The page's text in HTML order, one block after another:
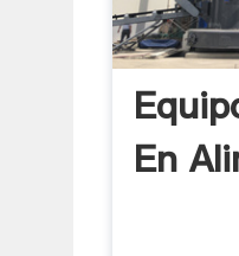
En